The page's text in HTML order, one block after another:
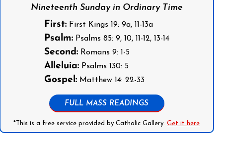
Nineteenth Sunday in Ordinary Time
First:First Kings 19: 9a, 11-13a
Psalm:Psalms 85: 9, 10, 11-12, 13-14
Second:Romans 9: 1-5
Alleluia:Psalms 130: 5
Gospel:Matthew 14: 22-33
FULL MASS READINGS
*This is a free service provided by Catholic Gallery.Get it here